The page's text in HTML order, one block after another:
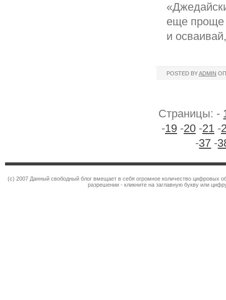
еще проще
и
POSTED BYADMIN
Страницы: -
-19 -20 -21 -
-37 -
(c) 2007 Данный свободный блог вмещает в себя огромное количество цифровых
разрешении - кликните на заглавную букву или